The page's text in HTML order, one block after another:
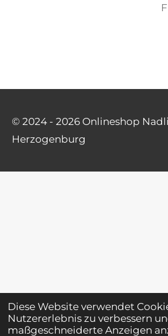
Diese Website verwendet
Nutzererlebnis zu verbessern
maßgeschneiderte Anzeigen
© 2024 - 2026 Onlineshop
Herzogenburg